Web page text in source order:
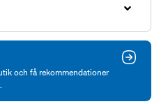
och få rekommendationer